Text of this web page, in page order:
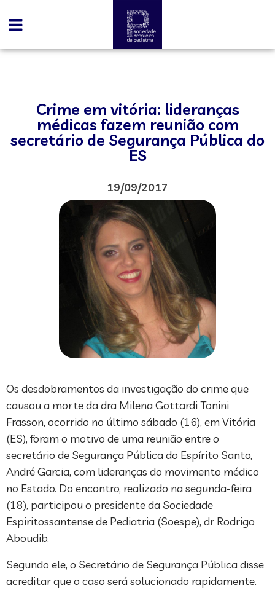
Crime em vitória: lideranças
médicas fazem reunião com
secretário de Segurança Pública do
ES
19/09/2017
Os desdobramentos da investigação do crime que
causou a morte da dra Milena Gottardi Tonini
Frasson, ocorrido no último sábado (16), em Vitória
(ES), foram o motivo de uma reunião entre o
secretário de Segurança Pública do Espírito Santo,
André Garcia, com lideranças do movimento médico
no Estado. Do encontro, realizado na segunda-feira
(18), participou o presidente da Sociedade
Espiritossantense de Pediatria (Soespe), dr Rodrigo
Aboudib.
Segundo ele, o Secretário de Segurança Pública disse
acreditar que o caso será solucionado rapidamente.